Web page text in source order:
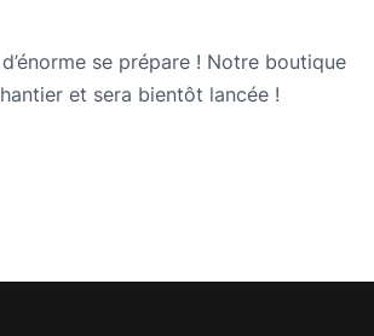
se prépare ! Notre boutique
et sera bientôt lancée !